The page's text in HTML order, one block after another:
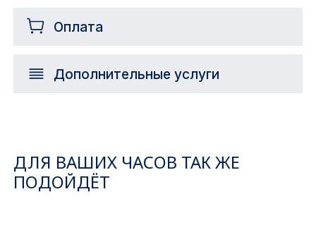
Оплата
Дополнительные услуги
ДЛЯ ВАШИХ ЧАСОВ ТАК ЖЕ
ПОДОЙДЁТ